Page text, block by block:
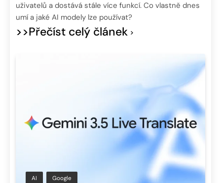
uživatelů a dostává stále více funkcí. Co vlastně dnes
umí a jaké AI modely lze používat?
>>Přečíst celý článek
AI Google